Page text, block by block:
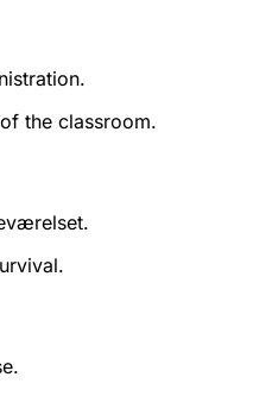
the classroom.